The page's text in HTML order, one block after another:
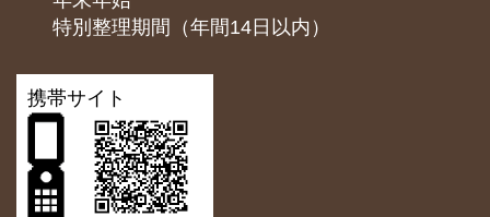
特別整理期間（年間14日以内）
携帯サイト